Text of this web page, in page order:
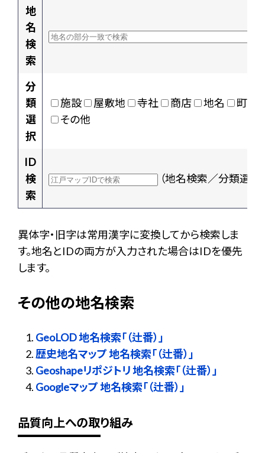
地
名
検
索
分
類
選
択
施設 屋敷地 寺社 商店 地名
町村
その他
ID
検
索
（地名検索／分類選択
異体字・旧字は常用漢字に変換してから検索しま
す。地名とIDの両方が入力された場合はIDを優先
します。
その他の地名検索
GeoLOD 地名検索「（辻番）」
歴史地名マップ 地名検索「（辻番）」
Geoshapeリポジトリ 地名検索「（辻番）」
Googleマップ 地名検索「（辻番）」
品質向上への取り組み